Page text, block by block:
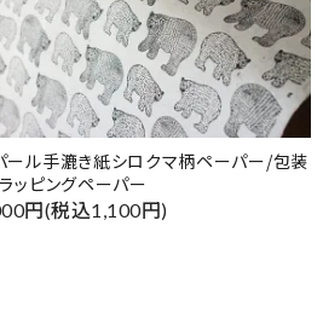
ール手漉き紙シロクマ柄ペーパー/包装
ッピングペーパー
円(税込1,100円)